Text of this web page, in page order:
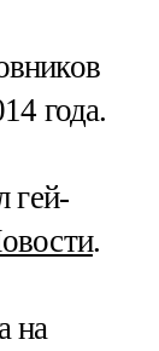
года.
гей-
.
на